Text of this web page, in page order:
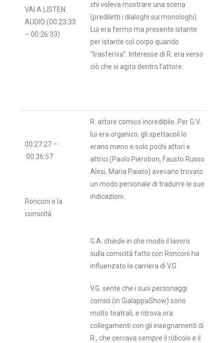
VAI A LISTEN
AUDIO (00:23:33
– 00:26:33)
chi voleva mostrare una scena
(prediletti i dialoghi sui monologhi).
Lui era fermo ma presente istante
per istante col corpo quando
“trasferiva”. Interesse di R. era verso
ciò che si agita dentro l’attore.
00:27:27 –
00:36:57
Ronconi e la
comicità
R. attore comico incredibile. Per G.V.
lui era organico, gli spettacoli lo
erano meno e solo pochi attori e
attrici (Paolo Pierobon, Fausto Russo
Alesi, Maria Paiato) avevano trovato
un modo personale di tradurre le sue
indicazioni.
G.A. chiede in che modo il lavoro
sulla comicità fatto con Ronconi ha
influenzato la carriera di V.G
V.G. sente che i suoi personaggi
comici (in GialappaShow) sono
molto teatrali, e ritrova ora
collegamenti con gli insegnamenti di
R., che cercava sempre il ridicolo e il